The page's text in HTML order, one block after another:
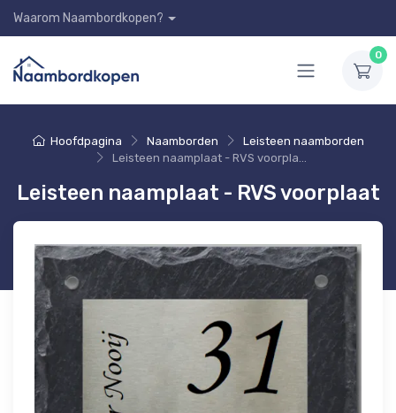
Waarom Naambordkopen?
0
Hoofdpagina Naamborden
Leisteen naamborden
Leisteen naamplaat - RVS voorplaat
Leisteen naamplaat - RVS voorplaat